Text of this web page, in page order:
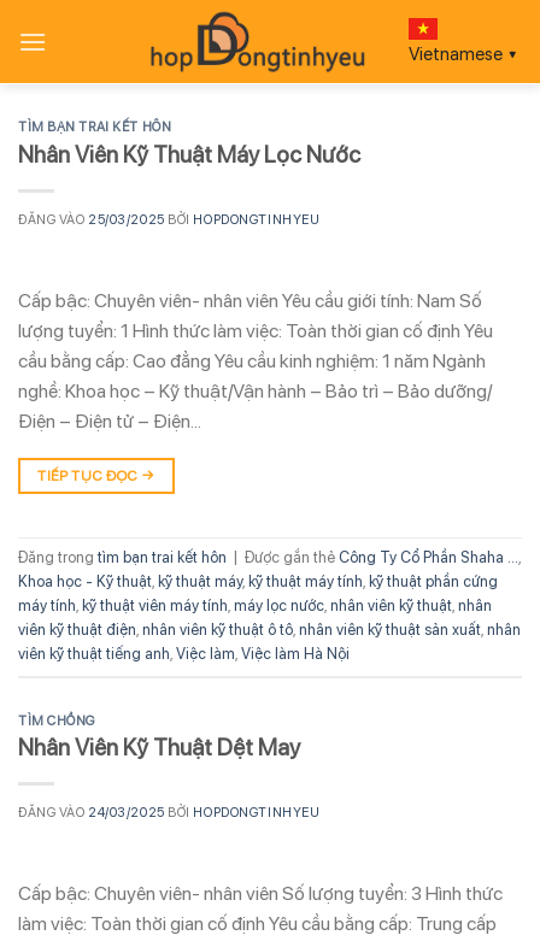
qua
Vietnamese ▼
TÌM BẠN TRAI KẾT HÔN
Nhân Viên Kỹ Thuật Máy Lọc Nước
ĐĂNG VÀO 25/03/2025 BỞI HOPDONGTINHYEU
Cấp bậc: Chuyên viên- nhân viên Yêu cầu giới tính: Nam Số
lượng tuyển: 1 Hình thức làm việc: Toàn thời gian cố định Yêu
cầu bằng cấp: Cao đẳng Yêu cầu kinh nghiệm: 1 năm Ngành
nghề: Khoa học – Kỹ thuật/Vận hành – Bảo trì – Bảo dưỡng/
Điện – Điện tử – Điện…
TIẾP TỤC ĐỌC →
Đăng trong tìm bạn trai kết hôn Được gắn thẻ Công Ty Cổ Phần Shaha ...
Khoa học - Kỹ thuật kỹ thuật máy, kỹ thuật máy tính kỹ thuật phần cứng
máy tính kỹ thuật viên máy tính máy lọc nước nhân viên kỹ thuật nhân
viên kỹ thuật điện nhân viên kỹ thuật ô tô nhân viên kỹ thuật sản xuất nhân
viên kỹ thuật tiếng anh Việc làm Việc làm Hà Nội
TÌM CHỒNG
Nhân Viên Kỹ Thuật Dệt May
ĐĂNG VÀO 24/03/2025 BỞI HOPDONGTINHYEU
Cấp bậc: Chuyên viên- nhân viên Số lượng tuyển: 3 Hình thức
làm việc: Toàn thời gian cố định Yêu cầu bằng cấp: Trung cấp